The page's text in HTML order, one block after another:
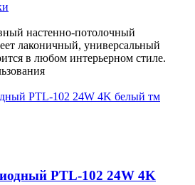
настенно-потолочный
лаконичный, универсальный
в любом интерьерном стиле.
PTL-102 24W 4K